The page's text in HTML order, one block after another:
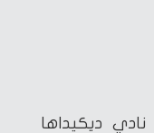
ديكيداها